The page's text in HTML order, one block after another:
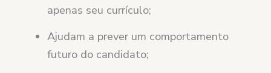
apenas seu currículo;
Ajudam a prever um comportamento
futuro do candidato;